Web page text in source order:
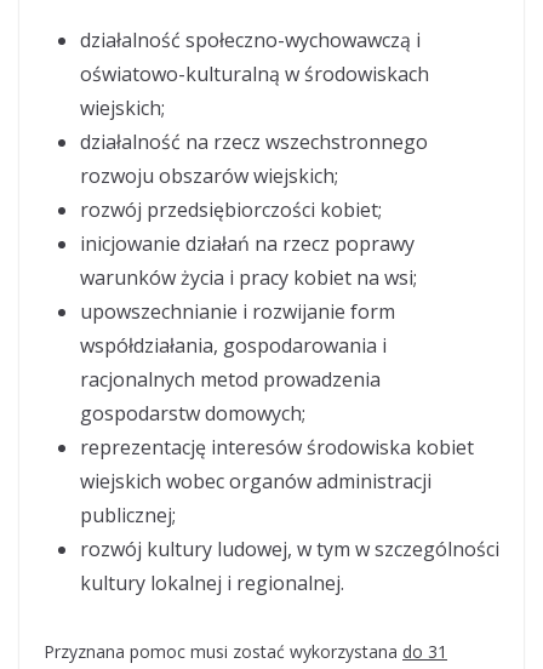
działalność społeczno-wychowawczą i
oświatowo-kulturalną w środowiskach
wiejskich;
działalność na rzecz wszechstronnego
rozwoju obszarów wiejskich;
rozwój przedsiębiorczości kobiet;
inicjowanie działań na rzecz poprawy
warunków życia i pracy kobiet na wsi;
upowszechnianie i rozwijanie form
współdziałania, gospodarowania i
racjonalnych metod prowadzenia
gospodarstw domowych;
reprezentację interesów środowiska kobiet
wiejskich wobec organów administracji
publicznej;
rozwój kultury ludowej, w tym w szczególności
kultury lokalnej i regionalnej.
Przyznana pomoc musi zostać wykorzystana do 31